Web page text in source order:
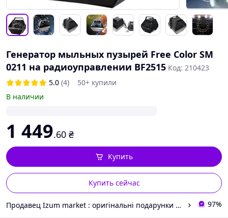
Генератор мыльных пузырей Free Color SM
0211 на радиоуправлении BF2515 Код: 210423
5.0 (4)
50+ купили
В наличии
1 449.60 ₴
Купить сейчас
Купить
Продавец Izum market : оригінальні подарунки | декор і дизайн 97%